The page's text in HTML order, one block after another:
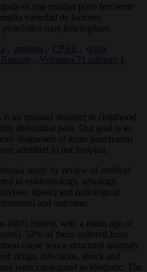
es una entidad poco frecuente
variedad de factores
muy heterogéneo.
amilasa CPRE
dolor
Volumen 71 número 1
is an unusual disorder in childhood
abdominal pain. Our goal is to
diagnosed of acute pancreatitis
admitted to our hospital.
study by review of medical
to epidemiology, aetiology,
lipase) and radiological
and outcome.
(66% males), with a mean age of
52% of them suffered from
cause was a structural anomaly
drugs, infections, shock and
were catalogued as idiopatic. The